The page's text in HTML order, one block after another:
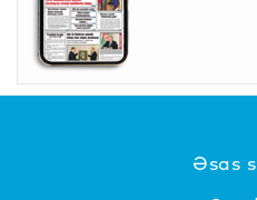
Əsas